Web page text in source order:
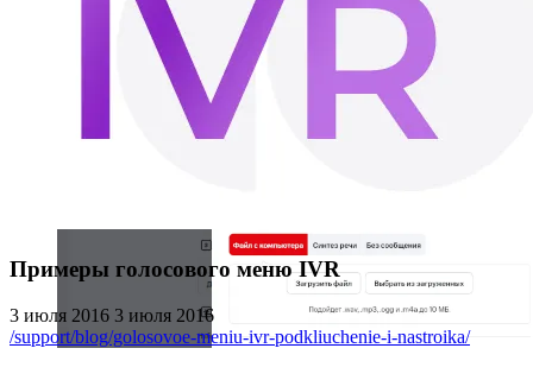
Добавьте голосовое приветствие — загрузите готовый
файл или введите текст и озвучьте его через функцию
«Синтез речи».
Примеры голосового меню IVR
3 июля 2016 3 июля 2016
/support/blog/golosovoe-meniu-ivr-podkliuchenie-i-nastroika/